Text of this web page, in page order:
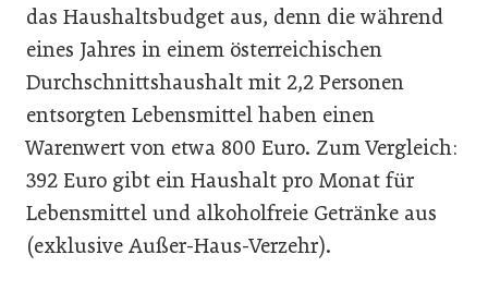
das Haushaltsbudget aus, denn die während
eines Jahres in einem österreichischen
Durchschnittshaushalt mit 2,2 Personen
entsorgten Lebensmittel haben einen
Warenwert von etwa 800 Euro. Zum Vergleich:
392 Euro gibt ein Haushalt pro Monat für
Lebensmittel und alkoholfreie Getränke aus
(exklusive Außer-Haus-Verzehr).